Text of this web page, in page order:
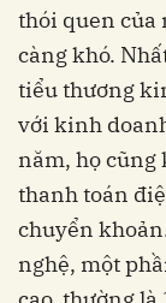
thói quen của
càng khó.
tiểu thương
với kinh
năm, họ cũng
thanh toán
chuyển
nghệ, một